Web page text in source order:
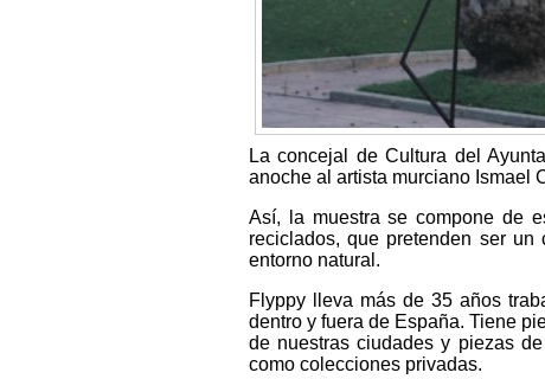
La concejal de Cultura del
anoche al artista murciano Ismael
Así, la muestra se compone de
reciclados, que pretenden ser
entorno natural.
Flyppy lleva más de 35 años
dentro y fuera de España. Tiene
de nuestras ciudades y piezas
como colecciones privadas.